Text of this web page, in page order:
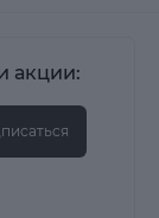
акции: